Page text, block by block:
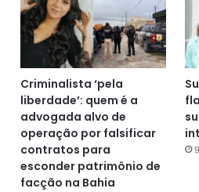
Criminalista ‘pela
liberdade’: quem é a
advogada alvo de
operação por falsificar
contratos para
esconder patrimônio de
facção na Bahia